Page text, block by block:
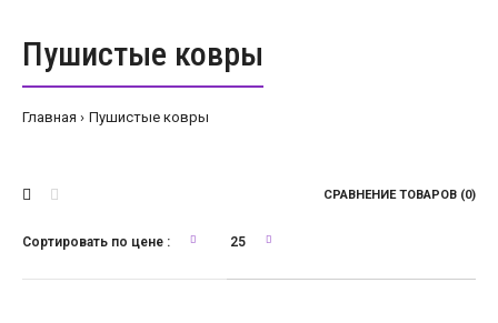
Пушистые ковры
Главная Пушистые ковры
СРАВНЕНИЕ ТОВАРОВ (0)